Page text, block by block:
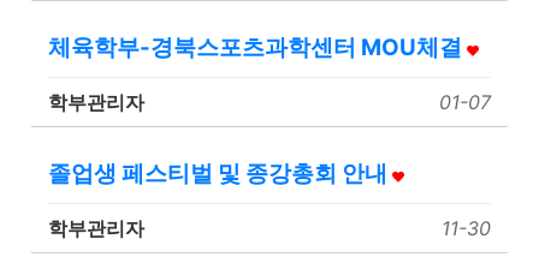
체육학부-경북스포츠과학센터 MOU체결
학부관리자 01-07
졸업생 페스티벌 및 종강총회 안내
학부관리자 11-30